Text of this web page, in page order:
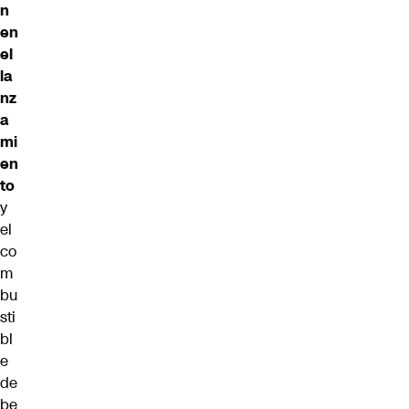
n
en
el
la
nz
a
mi
en
to
y
el
co
m
bu
sti
bl
e
de
be